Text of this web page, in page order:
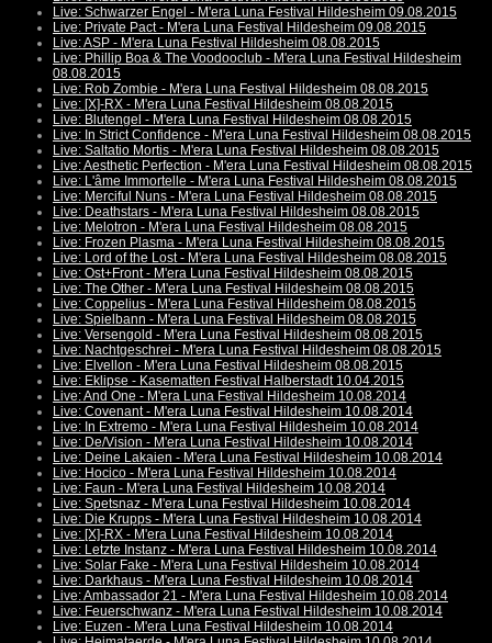
Live: Schwarzer Engel - M'era Luna Festival Hildesheim 09.08.2015
Live: Private Pact - M'era Luna Festival Hildesheim 09.08.2015
Live: ASP - M'era Luna Festival Hildesheim 08.08.2015
Live: Phillip Boa & The Voodooclub - M'era Luna Festival Hildesheim
08.08.2015
Live: Rob Zombie - M'era Luna Festival Hildesheim 08.08.2015
Live: [X]-RX - M'era Luna Festival Hildesheim 08.08.2015
Live: Blutengel - M'era Luna Festival Hildesheim 08.08.2015
Live: In Strict Confidence - M'era Luna Festival Hildesheim 08.08.2015
Live: Saltatio Mortis - M'era Luna Festival Hildesheim 08.08.2015
Live: Aesthetic Perfection - M'era Luna Festival Hildesheim 08.08.2015
Live: L'âme Immortelle - M'era Luna Festival Hildesheim 08.08.2015
Live: Merciful Nuns - M'era Luna Festival Hildesheim 08.08.2015
Live: Deathstars - M'era Luna Festival Hildesheim 08.08.2015
Live: Melotron - M'era Luna Festival Hildesheim 08.08.2015
Live: Frozen Plasma - M'era Luna Festival Hildesheim 08.08.2015
Live: Lord of the Lost - M'era Luna Festival Hildesheim 08.08.2015
Live: Ost+Front - M'era Luna Festival Hildesheim 08.08.2015
Live: The Other - M'era Luna Festival Hildesheim 08.08.2015
Live: Coppelius - M'era Luna Festival Hildesheim 08.08.2015
Live: Spielbann - M'era Luna Festival Hildesheim 08.08.2015
Live: Versengold - M'era Luna Festival Hildesheim 08.08.2015
Live: Nachtgeschrei - M'era Luna Festival Hildesheim 08.08.2015
Live: Elvellon - M'era Luna Festival Hildesheim 08.08.2015
Live: Eklipse - Kasematten Festival Halberstadt 10.04.2015
Live: And One - M'era Luna Festival Hildesheim 10.08.2014
Live: Covenant - M'era Luna Festival Hildesheim 10.08.2014
Live: In Extremo - M'era Luna Festival Hildesheim 10.08.2014
Live: De/Vision - M'era Luna Festival Hildesheim 10.08.2014
Live: Deine Lakaien - M'era Luna Festival Hildesheim 10.08.2014
Live: Hocico - M'era Luna Festival Hildesheim 10.08.2014
Live: Faun - M'era Luna Festival Hildesheim 10.08.2014
Live: Spetsnaz - M'era Luna Festival Hildesheim 10.08.2014
Live: Die Krupps - M'era Luna Festival Hildesheim 10.08.2014
Live: [X]-RX - M'era Luna Festival Hildesheim 10.08.2014
Live: Letzte Instanz - M'era Luna Festival Hildesheim 10.08.2014
Live: Solar Fake - M'era Luna Festival Hildesheim 10.08.2014
Live: Darkhaus - M'era Luna Festival Hildesheim 10.08.2014
Live: Ambassador 21 - M'era Luna Festival Hildesheim 10.08.2014
Live: Feuerschwanz - M'era Luna Festival Hildesheim 10.08.2014
Live: Euzen - M'era Luna Festival Hildesheim 10.08.2014